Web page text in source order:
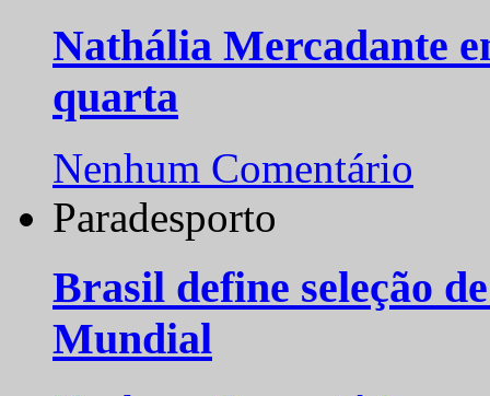
Nathália Mercadante
quarta
Nenhum Comentário
Paradesporto
Brasil define seleção
Mundial